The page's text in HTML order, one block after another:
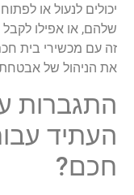
יכולים לנעול או
שלהם, או אפילו
זה עם מכשירי בית
את הניהול של
התגברות
העתיד
חכם?